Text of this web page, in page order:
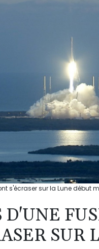
s'écraser sur la Lune début
D'UNE
SUR